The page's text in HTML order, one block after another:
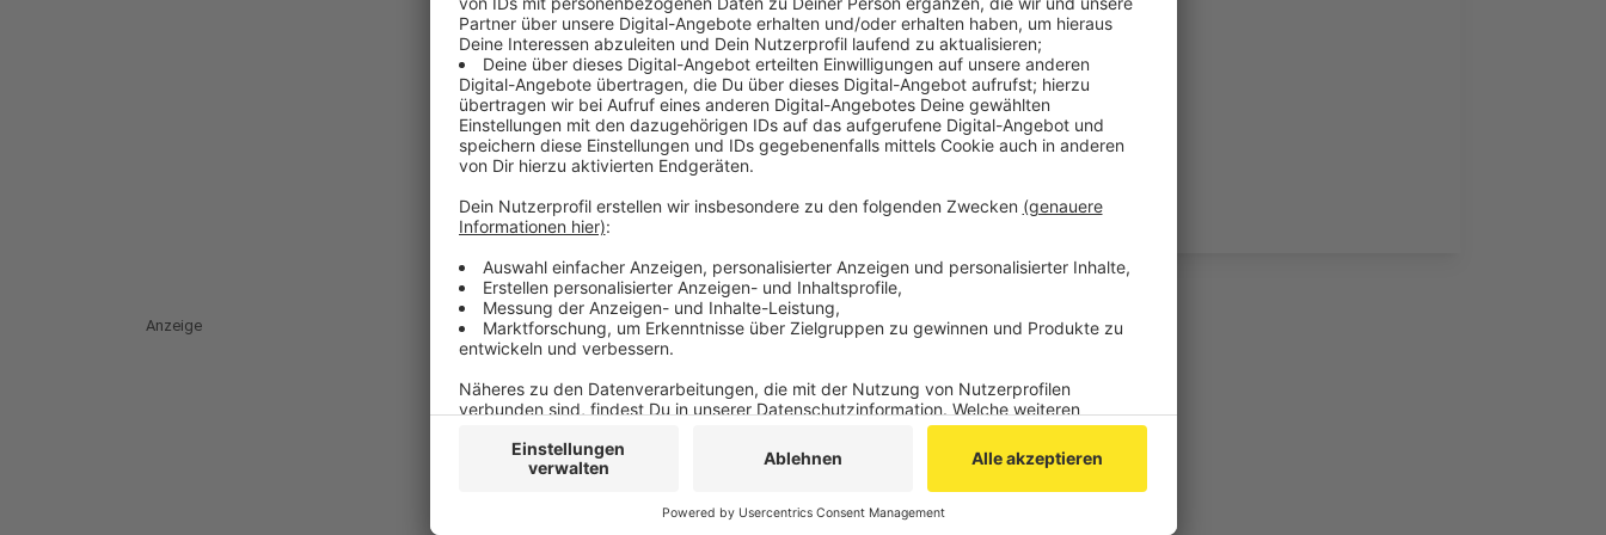
(Die Abbildungen sind nicht maßstabsgetreu.)
Veröffentlicht: Donnerstag, 23.01.2020 10:00
Anzeige
Anzeige